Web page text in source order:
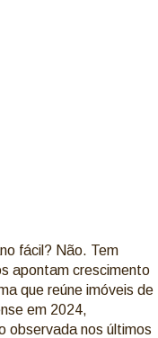
fácil? Não. Tem
apontam crescimento
que reúne imóveis de
em 2024,
observada nos últimos